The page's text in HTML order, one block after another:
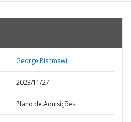
George Rishmawi;
2023/11/27
Plano de Aquisições